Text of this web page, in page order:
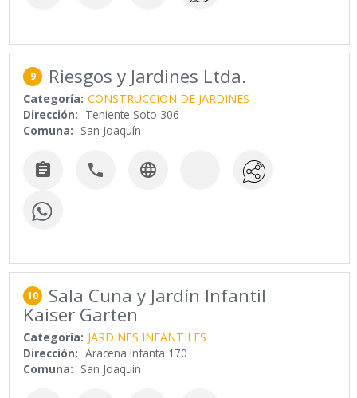
9 Riesgos y Jardines Ltda.
Categoría: CONSTRUCCION DE JARDINES
Dirección: Teniente Soto 306
Comuna: San Joaquín
  
10 Sala Cuna y Jardín Infantil
Kaiser Garten
Categoría: JARDINES INFANTILES
Dirección: Aracena Infanta 170
Comuna: San Joaquín